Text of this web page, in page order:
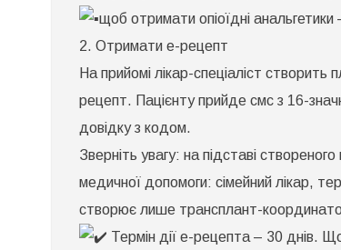
щоб отримати опіоїдні анальгетики
2. Отримати е-рецепт
На прийомі лікар-спеціаліст створить
рецепт. Пацієнту прийде смс з 16-
довідку з кодом.
Зверніть увагу: на підставі
медичної допомоги: сімейний лікар,
створює лише трансплант-
Термін дії е-рецепта – 30 днів.